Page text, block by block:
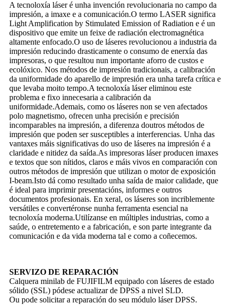
A tecnoloxía láser é unha invención revolucionaria no campo da
impresión, a imaxe e a comunicación.O termo LASER significa
Light Amplification by Stimulated Emission of Radiation e é un
dispositivo que emite un feixe de radiación electromagnética
altamente enfocado.O uso de láseres revolucionou a industria da
impresión reducindo drasticamente o consumo de enerxía das
impresoras, o que resultou nun importante aforro de custos e
ecolóxico. Nos métodos de impresión tradicionais, a calibración
da uniformidade do aparello de impresión era unha tarefa crítica e
que levaba moito tempo.A tecnoloxía láser eliminou este
problema e fixo innecesaria a calibración da
uniformidade.Ademais, como os láseres non se ven afectados
polo magnetismo, ofrecen unha precisión e precisión
incomparables na impresión, a diferenza doutros métodos de
impresión que poden ser susceptibles a interferencias. Unha das
vantaxes máis significativas do uso de láseres na impresión é a
claridade e nitidez da saída.As impresoras láser producen imaxes
e textos que son nítidos, claros e máis vivos en comparación con
outros métodos de impresión que utilizan o motor de exposición
I-beam.Isto dá como resultado unha saída de maior calidade, que
é ideal para imprimir presentacións, informes e outros
documentos profesionais. En xeral, os láseres son incriblemente
versátiles e convertéronse nunha ferramenta esencial na
tecnoloxía moderna.Utilízanse en múltiples industrias, como a
saúde, o entretemento e a fabricación, e son parte integrante da
comunicación e da vida moderna tal e como a coñecemos.
SERVIZO DE REPARACIÓN
Calquera minilab de FUJIFILM equipado con láseres de estado
sólido (SSL) pódese actualizar de DPSS a nivel SLD.
Ou pode solicitar a reparación do seu módulo láser DPSS.